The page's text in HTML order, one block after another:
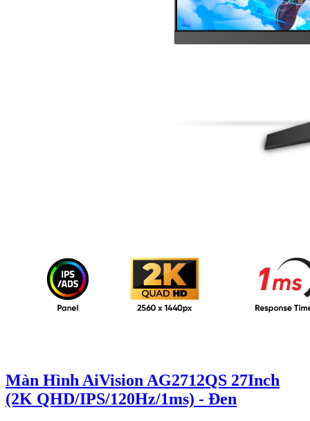
Màn Hình AiVision AG2712QS 27Inch
(2K QHD/IPS/120Hz/1ms) - Đen